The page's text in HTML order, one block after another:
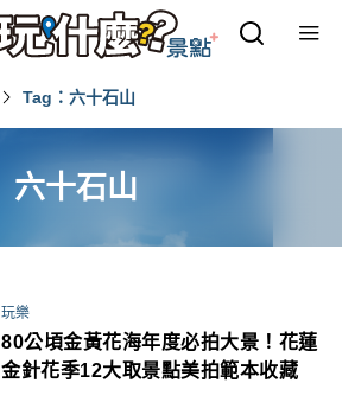
Tag：六十石山
六十石山
玩樂
80公頃金黃花海年度必拍大景！花蓮
金針花季12大取景點美拍範本收藏